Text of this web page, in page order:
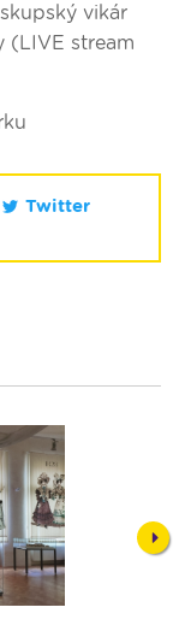
vikár
(LIVE stream
Twitter